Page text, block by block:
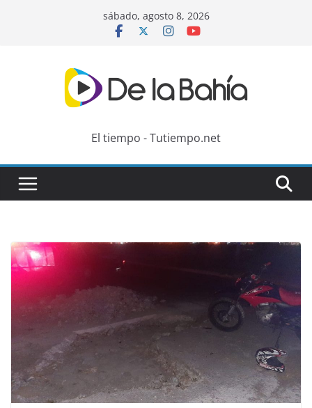
sábado, agosto 8, 2026
El tiempo - Tutiempo.net